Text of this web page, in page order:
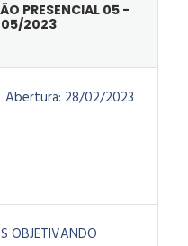
PRESENCIAL 05 -
05/2023
Abertura: 28/02/2023
OBJETIVANDO